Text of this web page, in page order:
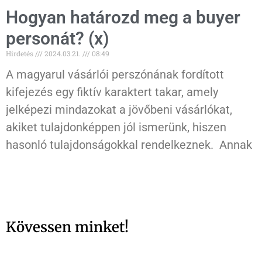
Hogyan határozd meg a buyer
personát? (x)
Hirdetés 2024.03.21. 08:49
A magyarul vásárlói perszónának fordított
kifejezés egy fiktív karaktert takar, amely
jelképezi mindazokat a jövőbeni vásárlókat,
akiket tulajdonképpen jól ismerünk, hiszen
hasonló tulajdonságokkal rendelkeznek. Annak
Kövessen minket!